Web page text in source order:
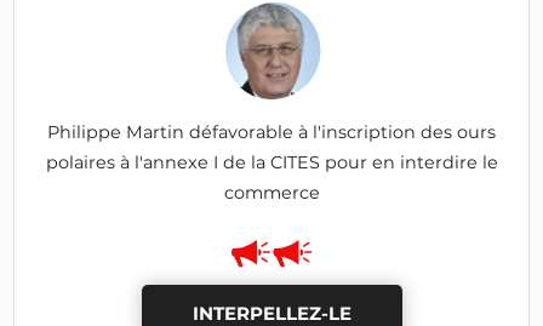
Philippe Martin défavorable à l'inscription des ours
polaires à l'annexe I de la CITES pour en interdire le
commerce
INTERPELLEZ-LE